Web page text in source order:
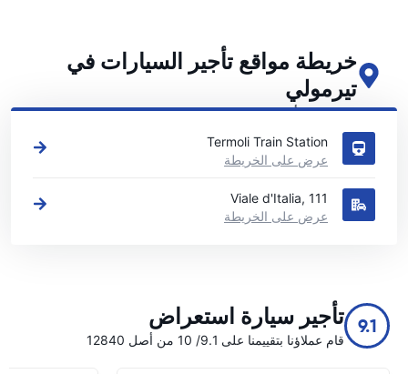
خريطة مواقع تأجير السيارات في
تيرمولي
اطلع على مواقع تأجير السيارات الرئيسية لدينا في تيرمولي
Termoli Train Station
عرض على الخريطة
Viale d'Italia, 111
عرض على الخريطة
9.1 تأجير سيارة استعراض
قام عملاؤنا بتقييمنا على 9.1/ 10 من أصل 12840